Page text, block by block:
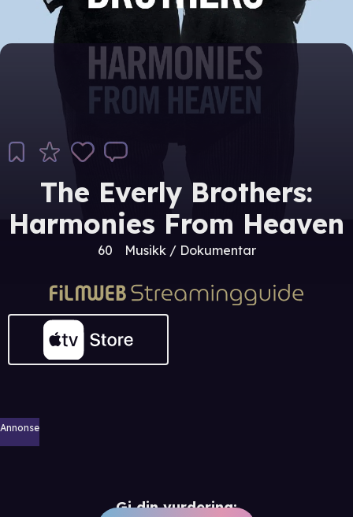
The Everly Brothers:
Harmonies From Heaven
60 Musikk / Dokumentar
Annonse
Gi din vurdering: